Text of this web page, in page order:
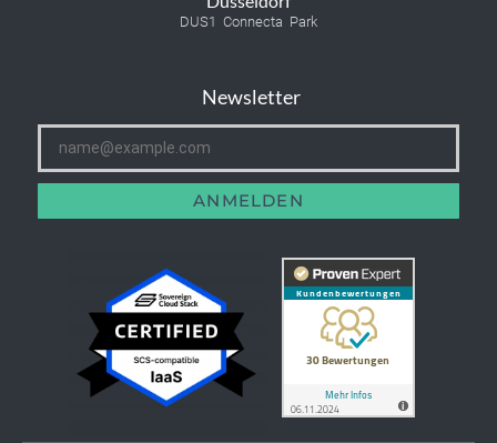
DUS1 Connecta Park
Newsletter
ANMELDEN